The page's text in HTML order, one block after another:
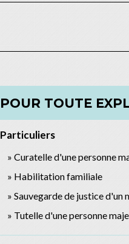
POUR TOUTE
Particuliers
Curatelle d'une personne
Habilitation familiale
Sauvegarde de justice d'un
Tutelle d'une personne